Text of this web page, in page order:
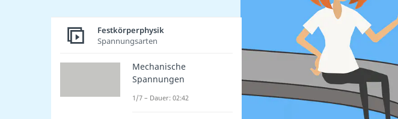
Festkörperphysik
Spannungsarten
Mechanische
Spannungen
1/7 – Dauer: 02:42